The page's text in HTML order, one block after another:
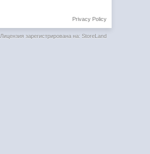
Privacy Policy
Лицензия зарегистрирована на: StoreLand